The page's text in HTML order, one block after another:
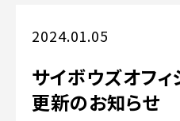
2024.01.05
サイボウズオフィ
更新のお知らせ